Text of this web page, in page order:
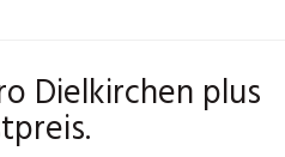
Dielkirchen plus